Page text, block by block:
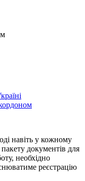
навіть у кожному
документів для
необхідно
реєстрацію